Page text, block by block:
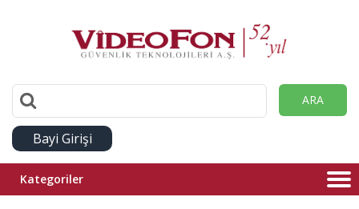
ARA
Bayi Girişi
Kategoriler